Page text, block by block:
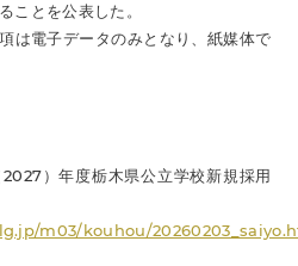
ことを公表した。
は電子データのみとなり、紙媒体で
）年度栃木県公立学校新規採用
m03/kouhou/